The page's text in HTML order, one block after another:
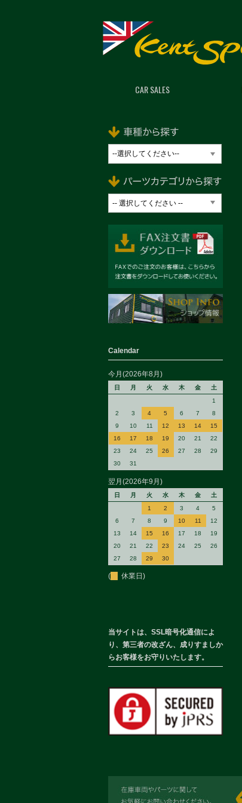
CAR SALES
Calendar
今月(2026年8月)
日 月 火 水 木 金
土
1
2
3 4 5 6 7
8
9
10 11 12 13 14
15
16
17 18 19 20 21
22
23
24 25 26 27 28
29
30
31
翌月(2026年9月)
日 月 火 水 木 金
土
1
2 3 4
5
6
7 8 9 10 11
12
13
14 15 16 17 18
19
20
21 22 23 24 25
26
27
28 29 30
( 休業日)
当サイトは、SSL暗号化通信によ
り、第三者の改ざん、成りすましか
らお客様をお守りいたします。